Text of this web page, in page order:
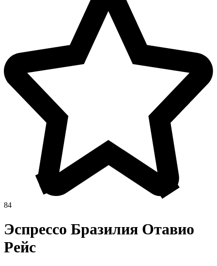
84
Эспрессо Бразилия Отавио
Рейс